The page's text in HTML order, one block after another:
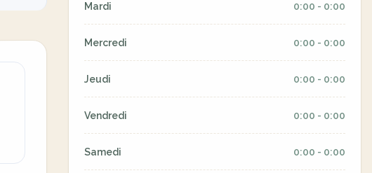
Mardi 0:00 - 0:00
Mercredi 0:00 - 0:00
Jeudi 0:00 - 0:00
Vendredi 0:00 - 0:00
Samedi 0:00 - 0:00